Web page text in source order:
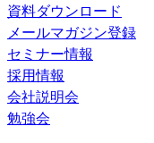
資料ダウンロード
メールマガジン登録
セミナー情報
採用情報
会社説明会
勉強会